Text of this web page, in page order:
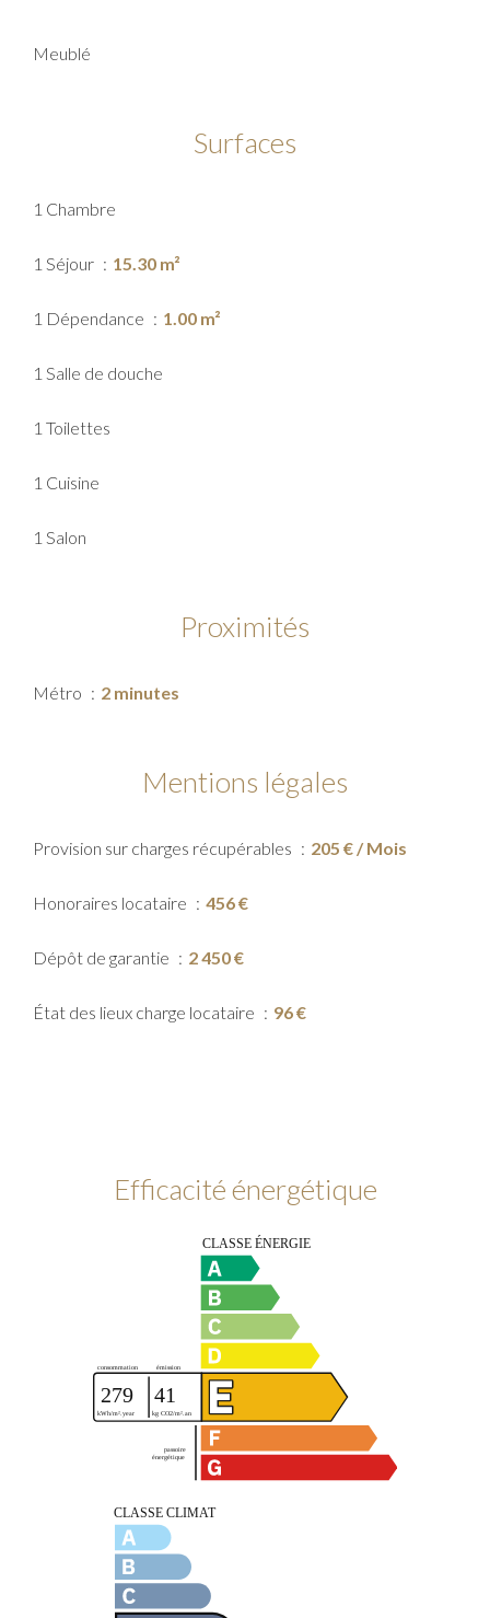
Meublé
Surfaces
1 Chambre
1 Séjour 15.30 m²
1 Dépendance 1.00 m²
1 Salle de douche
1 Toilettes
1 Cuisine
1 Salon
Proximités
Métro 2 minutes
Mentions légales
Provision sur charges récupérables 205 € / Mois
Honoraires locataire 456 €
Dépôt de garantie 2 450 €
État des lieux charge locataire 96 €
Efficacité énergétique